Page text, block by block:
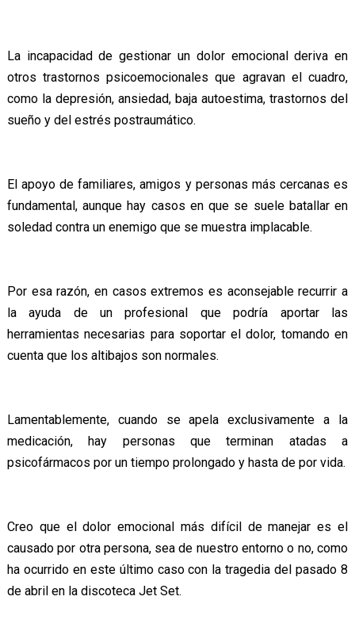
La incapacidad de gestionar un dolor emocional deriva en
otros trastornos psicoemocionales que agravan el cuadro,
como la depresión, ansiedad, baja autoestima, trastornos del
sueño y del estrés postraumático.
El apoyo de familiares, amigos y personas más cercanas es
fundamental, aunque hay casos en que se suele batallar en
soledad contra un enemigo que se muestra implacable.
Por esa razón, en casos extremos es aconsejable recurrir a
la ayuda de un profesional que podría aportar las
herramientas necesarias para soportar el dolor, tomando en
cuenta que los altibajos son normales.
Lamentablemente, cuando se apela exclusivamente a la
medicación, hay personas que terminan atadas a
psicofármacos por un tiempo prolongado y hasta de por vida.
Creo que el dolor emocional más difícil de manejar es el
causado por otra persona, sea de nuestro entorno o no, como
ha ocurrido en este último caso con la tragedia del pasado 8
de abril en la discoteca Jet Set.